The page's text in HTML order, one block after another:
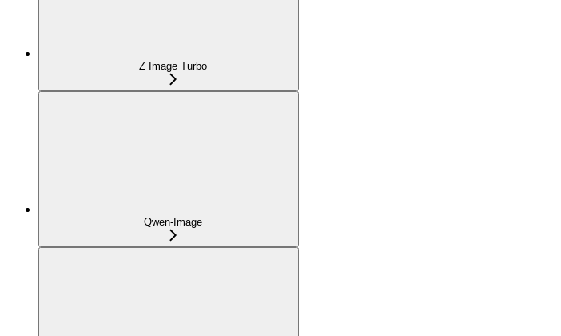
Z Image Turbo
Qwen-Image